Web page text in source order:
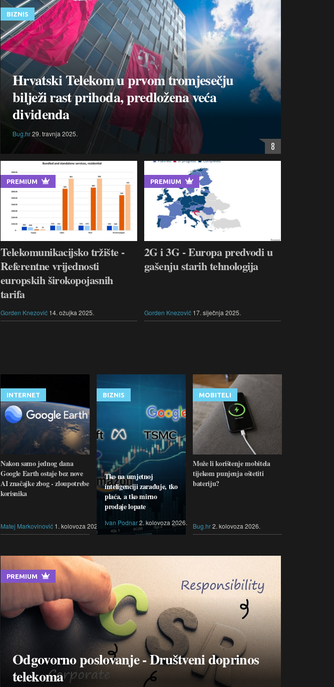
BIZNIS
Hrvatski Telekom u prvom tromjesečju
bilježi rast prihoda, predložena veća
dividenda
Bug.hr29. travnja 2025.
8
PREMIUM
Telekomunikacijsko tržište -
Referentne vrijednosti
europskih širokopojasnih
tarifa
Gorden Knezović 14. ožujka 2025.
PREMIUM
2G i 3G - Europa predvodi u
gašenju starih tehnologija
Gorden Knezović 17. siječnja 2025.
INTERNET
Nakon samo jednog dana
Google Earth ostaje bez nove
AI značajke zbog - zloupotrebe
korisnika
Matej Markovinović 1. kolovoza 2026.
BIZNIS
Tko na umjetnoj
inteligenciji zarađuje, tko
plaća, a tko mirno
prodaje lopate
Ivan Podnar2. kolovoza 2026.
MOBITELI
Može li korištenje mobitela
tijekom punjenja oštetiti
bateriju?
Bug.hr2. kolovoza 2026.
PREMIUM
Odgovorno poslovanje - Društveni doprinos
telekoma